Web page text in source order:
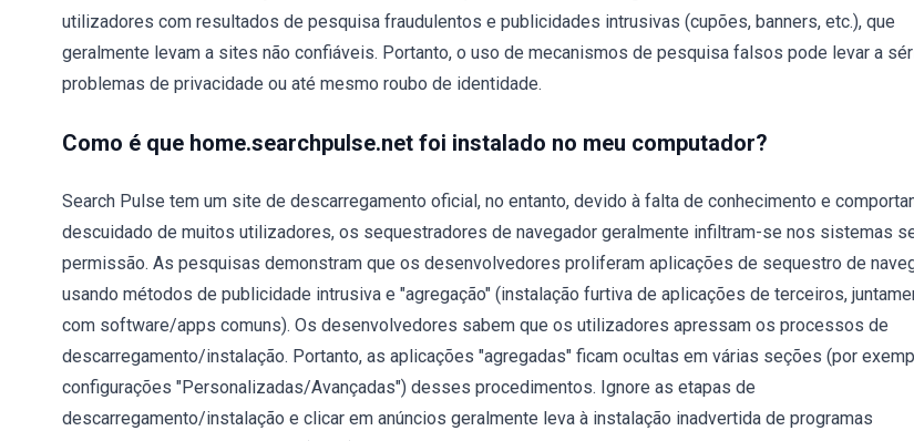
utilizadores com resultados de pesquisa fraudulentos e publicidades intrusivas (cupões, banners, etc.), que
geralmente levam a sites não confiáveis. Portanto, o uso de mecanismos de pesquisa falsos pode levar a
problemas de privacidade ou até mesmo roubo de identidade.
Como é que home.searchpulse.net foi instalado no meu computador?
Search Pulse tem um site de descarregamento oficial, no entanto, devido à falta de conhecimento e
descuidado de muitos utilizadores, os sequestradores de navegador geralmente infiltram-se nos sistemas
permissão. As pesquisas demonstram que os desenvolvedores proliferam aplicações de sequestro de
usando métodos de publicidade intrusiva e "agregação" (instalação furtiva de aplicações de terceiros,
com software/apps comuns). Os desenvolvedores sabem que os utilizadores apressam os processos de
descarregamento/instalação. Portanto, as aplicações "agregadas" ficam ocultas em várias seções (por
configurações "Personalizadas/Avançadas") desses procedimentos. Ignore as etapas de
descarregamento/instalação e clicar em anúncios geralmente leva à instalação inadvertida de programas